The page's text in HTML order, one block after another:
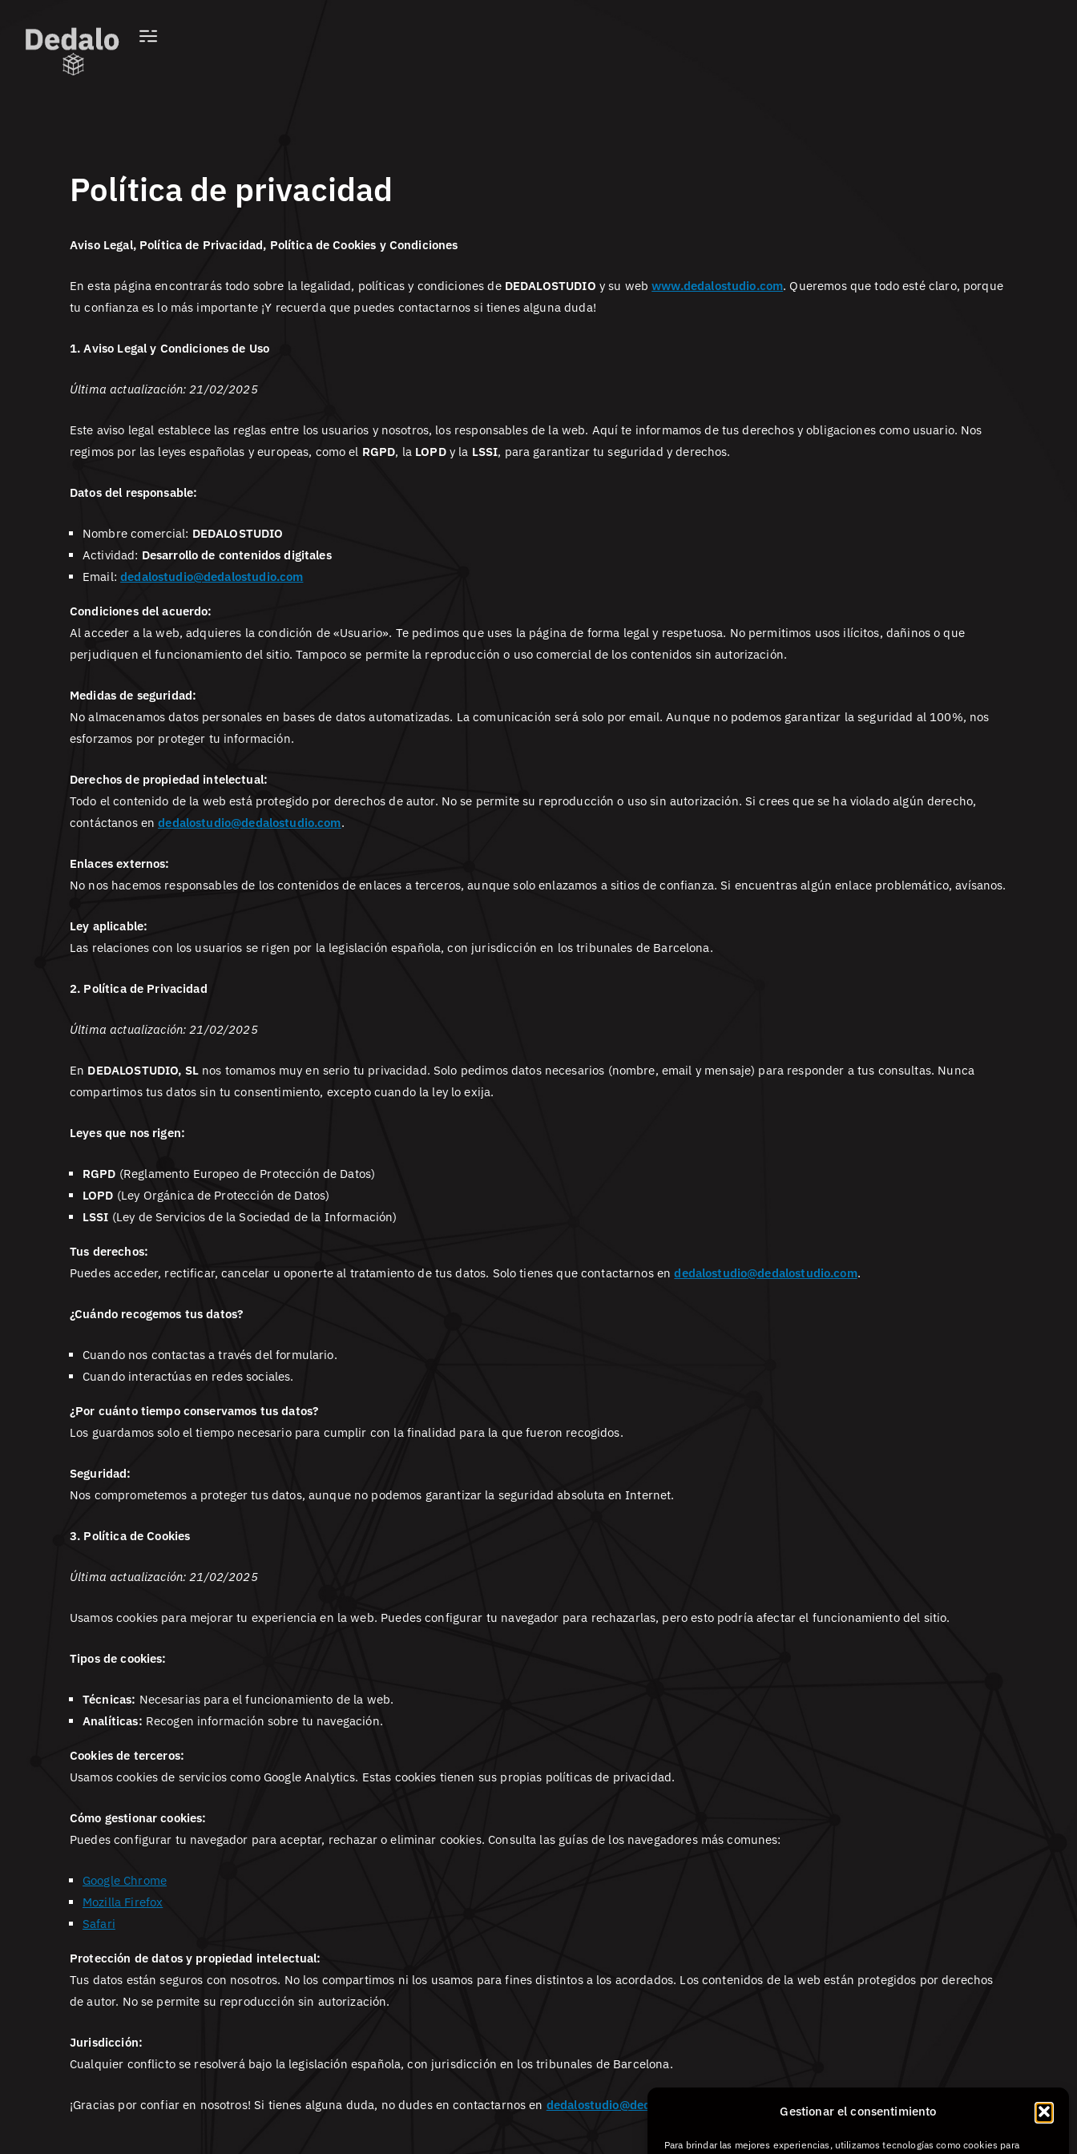
Gestionar el consentimiento
Para brindar las mejores experiencias, utilizamos tecnologías como cookies para
Política de privacidad
Aviso Legal, Política de Privacidad, Política de Cookies y Condiciones
En esta página encontrarás todo sobre la legalidad, políticas y condiciones de DEDALOSTUDIO y su webwww.dedalostudio.com. Queremos que todo esté claro, porque
tu confianza es lo más importante ¡Y recuerda que puedes contactarnos si tienes alguna duda!
1. Aviso Legal y Condiciones de Uso
Última actualización: 21/02/2025
Este aviso legal establece las reglas entre los usuarios y nosotros, los responsables de la web. Aquí te informamos de tus derechos y obligaciones como usuario. Nos
regimos por las leyes españolas y europeas, como el RGPD, la LOPDy la LSSI, para garantizar tu seguridad y derechos.
Datos del responsable:
Nombre comercial: DEDALOSTUDIO
Actividad: Desarrollo de contenidos digitales
Email:dedalostudio@dedalostudio.com
Condiciones del acuerdo:
Al acceder a la web, adquieres la condición de «Usuario». Te pedimos que uses la página de forma legal y respetuosa. No permitimos usos ilícitos, dañinos o que
perjudiquen el funcionamiento del sitio. Tampoco se permite la reproducción o uso comercial de los contenidos sin autorización.
Medidas de seguridad:
No almacenamos datos personales en bases de datos automatizadas. La comunicación será solo por email. Aunque no podemos garantizar la seguridad al 100%, nos
esforzamos por proteger tu información.
Derechos de propiedad intelectual:
Todo el contenido de la web está protegido por derechos de autor. No se permite su reproducción o uso sin autorización. Si crees que se ha violado algún derecho,
contáctanos endedalostudio@dedalostudio.com.
Enlaces externos:
No nos hacemos responsables de los contenidos de enlaces a terceros, aunque solo enlazamos a sitios de confianza. Si encuentras algún enlace problemático, avísanos.
Ley aplicable:
Las relaciones con los usuarios se rigen por la legislación española, con jurisdicción en los tribunales de Barcelona.
2. Política de Privacidad
Última actualización: 21/02/2025
En DEDALOSTUDIO, SLnos tomamos muy en serio tu privacidad. Solo pedimos datos necesarios (nombre, email y mensaje) para responder a tus consultas. Nunca
compartimos tus datos sin tu consentimiento, excepto cuando la ley lo exija.
Leyes que nos rigen:
RGPD (Reglamento Europeo de Protección de Datos)
LOPD (Ley Orgánica de Protección de Datos)
LSSI (Ley de Servicios de la Sociedad de la Información)
Tus derechos:
Puedes acceder, rectificar, cancelar u oponerte al tratamiento de tus datos. Solo tienes que contactarnos endedalostudio@dedalostudio.com.
¿Cuándo recogemos tus datos?
Cuando nos contactas a través del formulario.
Cuando interactúas en redes sociales.
¿Por cuánto tiempo conservamos tus datos?
Los guardamos solo el tiempo necesario para cumplir con la finalidad para la que fueron recogidos.
Seguridad:
Nos comprometemos a proteger tus datos, aunque no podemos garantizar la seguridad absoluta en Internet.
3. Política de Cookies
Última actualización: 21/02/2025
Usamos cookies para mejorar tu experiencia en la web. Puedes configurar tu navegador para rechazarlas, pero esto podría afectar el funcionamiento del sitio.
Tipos de cookies:
Técnicas: Necesarias para el funcionamiento de la web.
Analíticas: Recogen información sobre tu navegación.
Cookies de terceros:
Usamos cookies de servicios como Google Analytics. Estas cookies tienen sus propias políticas de privacidad.
Cómo gestionar cookies:
Puedes configurar tu navegador para aceptar, rechazar o eliminar cookies. Consulta las guías de los navegadores más comunes:
Google Chrome
Mozilla Firefox
Safari
Protección de datos y propiedad intelectual:
Tus datos están seguros con nosotros. No los compartimos ni los usamos para fines distintos a los acordados. Los contenidos de la web están protegidos por derechos
de autor. No se permite su reproducción sin autorización.
Jurisdicción:
Cualquier conflicto se resolverá bajo la legislación española, con jurisdicción en los tribunales de Barcelona.
¡Gracias por confiar en nosotros! Si tienes alguna duda, no dudes en contactarnos en dedalostudio@dedalostudio.com